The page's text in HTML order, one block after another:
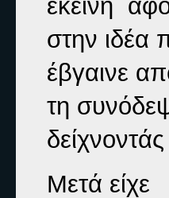
εκείνη
στην ιδέα
έβγαινε
τη
Μετά είχε